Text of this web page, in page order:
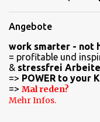
n
t
a
r
e
Angebote
work smarter - not
= profitable und
& stressfrei
=> POWER to your
=> Mal reden?
Mehr Infos.